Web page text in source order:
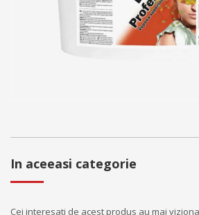
In aceeasi categorie
Cei interesati de acest produs au mai